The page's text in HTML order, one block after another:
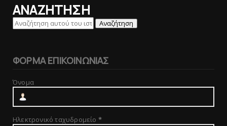
ΑΝΑΖΗΤΗΣΗ
ΦΟΡΜΑ ΕΠΙΚΟΙΝΩΝΙΑΣ
Όνομα
Ηλεκτρονικό ταχυδρομείο *